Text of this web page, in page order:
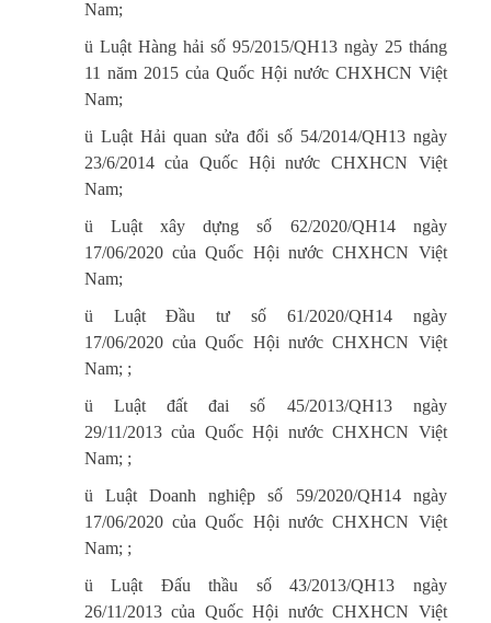
Nam;
ü Luật Hàng hải số 95/2015/QH13 ngày 25 tháng
11 năm 2015 của Quốc Hội nước CHXHCN Việt
Nam;
ü Luật Hải quan sửa đổi số 54/2014/QH13ngày
23/6/2014 của Quốc Hội nước CHXHCN Việt
Nam;
ü Luật xây dựng số 62/2020/QH14 ngày
17/06/2020 của Quốc Hội nước CHXHCN Việt
Nam;
ü Luật Đầu tư số 61/2020/QH14 ngày
17/06/2020 của Quốc Hội nước CHXHCN Việt
Nam; ;
ü Luật đất đai số 45/2013/QH13 ngày
29/11/2013 của Quốc Hội nước CHXHCN Việt
Nam; ;
ü Luật Doanh nghiệp số 59/2020/QH14 ngày
17/06/2020 của Quốc Hội nước CHXHCN Việt
Nam; ;
ü Luật Đấu thầu số 43/2013/QH13 ngày
26/11/2013 của Quốc Hội nước CHXHCN Việt